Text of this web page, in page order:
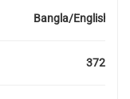
Bangla/English
372